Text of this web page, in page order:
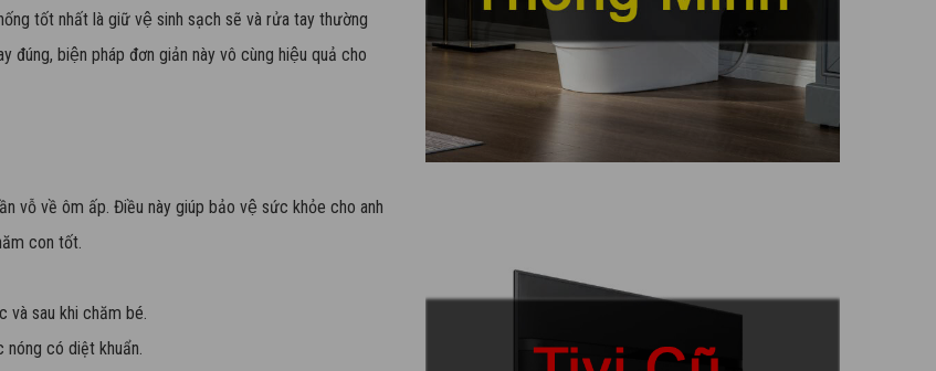
tốt nhất là giữ vệ sinh sạch sẽ và rửa tay thường
biện pháp đơn giản này vô cùng hiệu quả cho
vỗ về ôm ấp. Điều này giúp bảo vệ sức khỏe cho anh
con tốt.
sau khi chăm bé.
có diệt khuẩn.